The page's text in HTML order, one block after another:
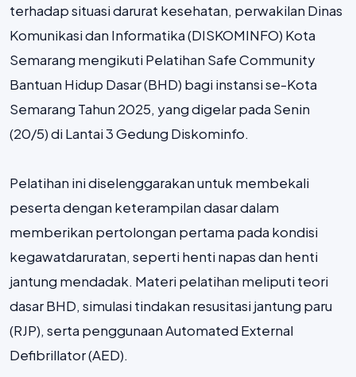
terhadap situasi darurat kesehatan, perwakilan Dinas
Komunikasi dan Informatika (DISKOMINFO) Kota
Semarang mengikuti Pelatihan Safe Community
Bantuan Hidup Dasar (BHD) bagi instansi se-Kota
Semarang Tahun 2025, yang digelar pada Senin
(20/5) di Lantai 3 Gedung Diskominfo.
Pelatihan ini diselenggarakan untuk membekali
peserta dengan keterampilan dasar dalam
memberikan pertolongan pertama pada kondisi
kegawatdaruratan, seperti henti napas dan henti
jantung mendadak. Materi pelatihan meliputi teori
dasar BHD, simulasi tindakan resusitasi jantung paru
(RJP), serta penggunaan Automated External
Defibrillator (AED).